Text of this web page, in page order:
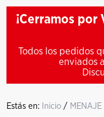
¡Cerramos por
Todos los pedidos
enviados
Estás en: Inicio /